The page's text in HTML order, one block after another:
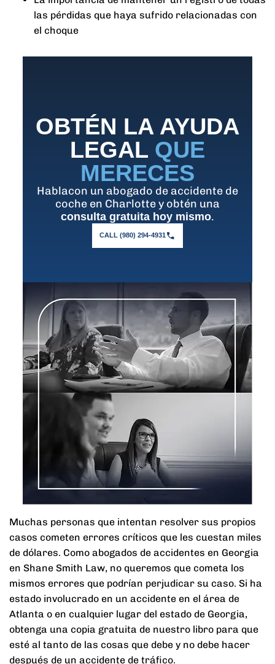
las pérdidas que haya sufrido relacionadas con
el choque
OBTÉN LA AYUDA
LEGAL QUE
MERECES
Hablacon un abogado de accidente de
coche en Charlotte y obtén una
consulta gratuita hoy mismo.
CALL (980) 294-4931
Muchas personas que intentan resolver sus propios
casos cometen errores críticos que les cuestan miles
de dólares. Como abogados de accidentes en Georgia
en Shane Smith Law, no queremos que cometa los
mismos errores que podrían perjudicar su caso. Si ha
estado involucrado en un accidente en el área de
Atlanta o en cualquier lugar del estado de Georgia,
obtenga una copia gratuita de nuestro libro para que
esté al tanto de las cosas que debe y no debe hacer
después de un accidente de tráfico.